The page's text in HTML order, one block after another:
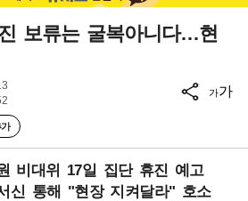
보류는 굴복아니다…현
가가
비대위 17일 집단 휴진 예고
신 통해 "현장 지켜달라" 호소